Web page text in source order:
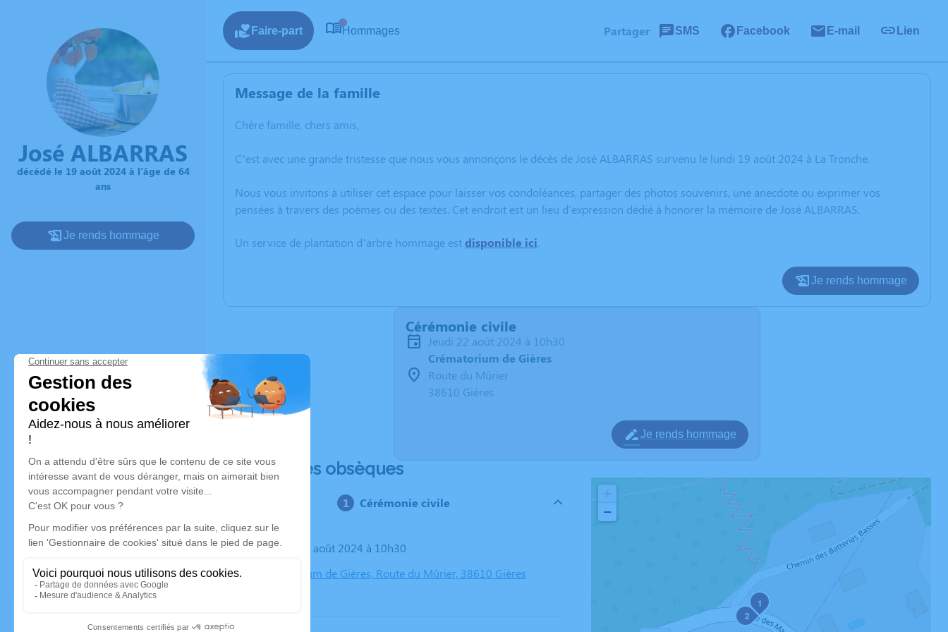
José ALBARRAS
décédé le 19 août 2024 à l'âge de 64
ans
Je rends hommage
Faire-part Hommages Partager SMS Facebook E-mail Lien
Message de la famille
Chère famille, chers amis,
C’est avec une grande tristesse que nous vous annonçons le décès de José ALBARRAS survenu le lundi 19 août 2024 à La Tronche.
Nous vous invitons à utiliser cet espace pour laisser vos condoléances, partager des photos souvenirs, une anecdote ou exprimer vos
pensées à travers des poèmes ou des textes. Cet endroit est un lieu d'expression dédié à honorer la mémoire de José ALBARRAS.
Un service de plantation d’arbre hommage estdisponible ici.
Je rends hommage
Cérémonie civile
jeudi 22 août 2024 à 10h30
Crématorium de Gières
Route du Mûrier
38610 Gières
Je rends hommage
Déroulé des obsèques
Cérémonie civile
Le jeudi 22 août 2024 à 10h30
Crématorium de Gières, Route du Mûrier, 38610 Gières
1
2
−